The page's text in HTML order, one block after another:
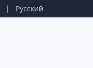
Русский
|